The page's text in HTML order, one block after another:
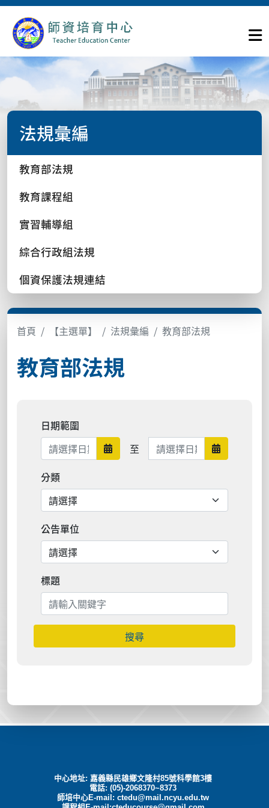
法規彙編
教育部法規
教育課程組
實習輔導組
綜合行政組法規
個資保護法規連結
首頁 【主選單】 法規彙編 教育部法規
教育部法規
日期範圍
日期範圍開始
至 日期範圍結束 日期範圍
分類
公告單位
標題
搜尋
中心地址: 嘉義縣民雄鄉文隆村85號科學館3樓
電話: (05)-2068370~8373
師培中心E-mail:ctedu@mail.ncyu.edu.tw